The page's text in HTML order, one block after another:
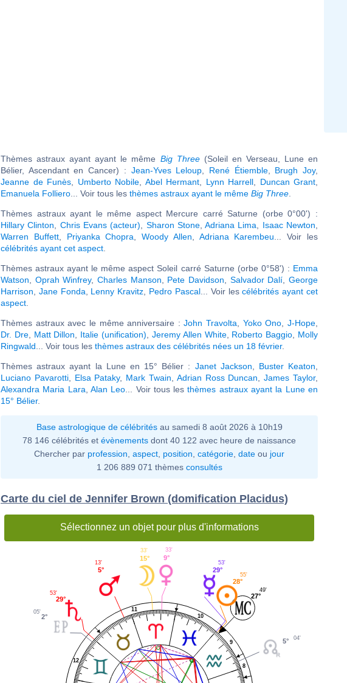
Thèmes astraux ayant ayant le même Big Three(Soleil en Verseau, Lune en
Bélier, Ascendant en Cancer) : Jean-Yves Leloup René Étiemble, Brugh Joy,
Jeanne de Funès
Umberto Nobile Abel Hermant Lynn Harrell Duncan Grant
Emanuela Folliero ... Voir tous les thèmes astraux ayant le même Big Three
Thèmes astraux ayant le même aspect Mercure carré Saturne (orbe 0°00') :
Hillary Clinton
Chris Evans (acteur) Sharon Stone,Adriana Lima Isaac Newton
Warren Buffett, Priyanka Chopra ,Woody Allen Adriana Karembeu ... Voir les
célébrités ayant cet aspect
Thèmes astraux ayant le même aspect Soleil carré Saturne (orbe 0°58') : Emma
Watson
Oprah Winfrey,Charles Manson Pete Davidson Salvador Dalí ,George
Harrison
Jane Fonda Lenny Kravitz Pedro Pascal... Voir lescélébrités ayant cet
aspect
Thèmes astraux avec le même anniversaire :John Travolta Yoko Ono ,J-Hope
Dr. Dre, Matt Dillon Italie (unification) Jeremy Allen White, Roberto Baggio
Molly
Ringwald ... Voir tous les thèmes astraux des célébrités nées un 18 février.
Thèmes astraux ayant la Lune en 15° Bélier : Janet Jackson Buster Keaton
Luciano Pavarotti, Elsa Pataky, Mark Twain Adrian Ross Duncan ,James Taylor,
Alexandra Maria Lara Alan Leo ... Voir tous lesthèmes astraux ayant la Lune en
15° Bélier.
Base astrologique de célébritésau samedi 8 août 2026 à 10h19
78 146 célébrités et évènements dont 40 122 avec heure de naissance
Chercher par profession aspect position catégorie date ou jour
1 206 889 071 thèmes consultés
Carte du ciel de Jennifer Brown (domification Placidus)
Sélectionnez un objet pour plus d'informations
8
9
10
11
12
5° 04'
27°
49'
28°
55'
29°
53'
9°
33'
15°
33'
5°
13'
29°
53'
2°
05'